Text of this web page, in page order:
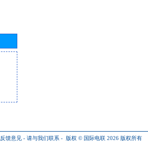
反馈意见 - 请与我们联系 - 版权 © 国际电联 2026 版权所有